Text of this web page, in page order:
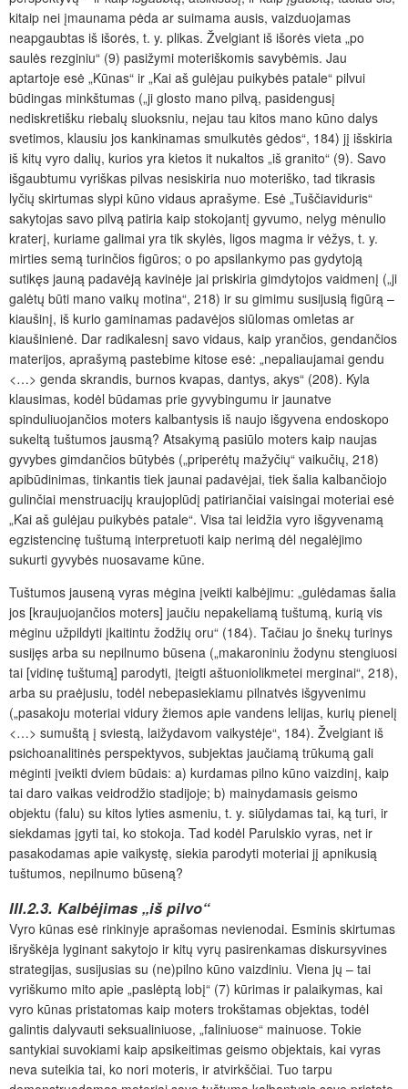
kitaip nei įmaunama pėda ar suimama ausis, vaizduojamas
neapgaubtas iš išorės, t. y. plikas. Žvelgiant iš išorės vieta „po
saulės rezginiu“ (9) pasižymi moteriškomis savybėmis. Jau
aptartoje esė „Kūnas“ ir „Kai aš gulėjau puikybės patale“ pilvui
būdingas minkštumas („ji glosto mano pilvą, pasidengusį
nediskretišku riebalų sluoksniu, nejau tau kitos mano kūno dalys
svetimos, klausiu jos kankinamas smulkutės gėdos“, 184) jį išskiria
iš kitų vyro dalių, kurios yra kietos it nukaltos „iš granito“ (9). Savo
išgaubtumu vyriškas pilvas nesiskiria nuo moteriško, tad tikrasis
lyčių skirtumas slypi kūno vidaus aprašyme. Esė „Tuščiaviduris“
sakytojas savo pilvą patiria kaip stokojantį gyvumo, nelyg mėnulio
kraterį, kuriame galimai yra tik skylės, ligos magma ir vėžys, t. y.
mirties semą turinčios figūros; o po apsilankymo pas gydytoją
sutikęs jauną padavėją kavinėje jai priskiria gimdytojos vaidmenį („ji
galėtų būti mano vaikų motina“, 218) ir su gimimu susijusią figūrą –
kiaušinį, iš kurio gaminamas padavėjos siūlomas omletas ar
kiaušinienė. Dar radikalesnį savo vidaus, kaip yrančios, gendančios
materijos, aprašymą pastebime kitose esė: „nepaliaujamai gendu
<…> genda skrandis, burnos kvapas, dantys, akys“ (208). Kyla
klausimas, kodėl būdamas prie gyvybingumu ir jaunatve
spinduliuojančios moters kalbantysis iš naujo išgyvena endoskopo
sukeltą tuštumos jausmą? Atsakymą pasiūlo moters kaip naujas
gyvybes gimdančios būtybės („priperėtų mažyčių“ vaikučių, 218)
apibūdinimas, tinkantis tiek jaunai padavėjai, tiek šalia kalbančiojo
gulinčiai menstruacijų kraujoplūdį patiriančiai vaisingai moteriai esė
„Kai aš gulėjau puikybės patale“. Visa tai leidžia vyro išgyvenamą
egzistencinę tuštumą interpretuoti kaip nerimą dėl negalėjimo
sukurti gyvybės nuosavame kūne.
Tuštumos jauseną vyras mėgina įveikti kalbėjimu: „gulėdamas šalia
jos [kraujuojančios moters] jaučiu nepakeliamą tuštumą, kurią vis
mėginu užpildyti įkaitintu žodžių oru“ (184). Tačiau jo šnekų turinys
susijęs arba su nepilnumo būsena („makaroniniu žodynu stengiuosi
tai [vidinę tuštumą] parodyti, įteigti aštuoniolikmetei merginai“, 218),
arba su praėjusiu, todėl nebepasiekiamu pilnatvės išgyvenimu
(„pasakoju moteriai vidury žiemos apie vandens lelijas, kurių pienelį
<…> sumuštą į sviestą, laižydavom vaikystėje“, 184). Žvelgiant iš
psichoanalitinės perspektyvos, subjektas jaučiamą trūkumą gali
mėginti įveikti dviem būdais: a) kurdamas pilno kūno vaizdinį, kaip
tai daro vaikas veidrodžio stadijoje; b) mainydamasis geismo
objektu (falu) su kitos lyties asmeniu, t. y. siūlydamas tai, ką turi, ir
siekdamas įgyti tai, ko stokoja. Tad kodėl Parulskio vyras, net ir
pasakodamas apie vaikystę, siekia parodyti moteriai jį apnikusią
tuštumos, nepilnumo būseną?
III.2.3. Kalbėjimas „iš pilvo“
Vyro kūnas esė rinkinyje aprašomas nevienodai. Esminis skirtumas
išryškėja lyginant sakytojo ir kitų vyrų pasirenkamas diskursyvines
strategijas, susijusias su (ne)pilno kūno vaizdiniu. Viena jų – tai
vyriškumo mito apie „paslėptą lobį“ (7) kūrimas ir palaikymas, kai
vyro kūnas pristatomas kaip moters trokštamas objektas, todėl
galintis dalyvauti seksualiniuose, „faliniuose“ mainuose. Tokie
santykiai suvokiami kaip apsikeitimas geismo objektais, kai vyras
neva suteikia tai, ko nori moteris, ir atvirkščiai. Tuo tarpu